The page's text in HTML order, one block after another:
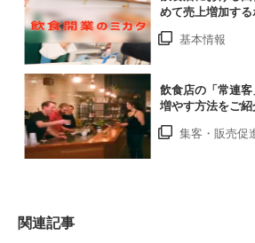
めて売上増加す
基本情報
飲食店の「常連
増やす方法をご紹
集客・販売促
関連記事